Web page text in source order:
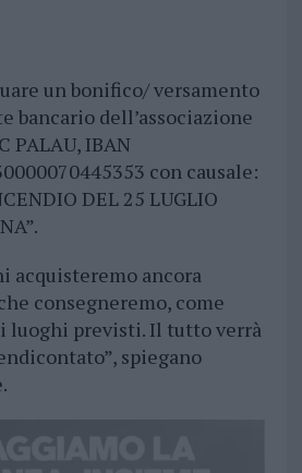
un bonifico/ versamento
bancario dell’associazione
PALAU, IBAN
con causale:
DEL 25 LUGLIO
acquisteremo ancora
consegneremo, come
luoghi previsti. Il tutto verrà
spiegano